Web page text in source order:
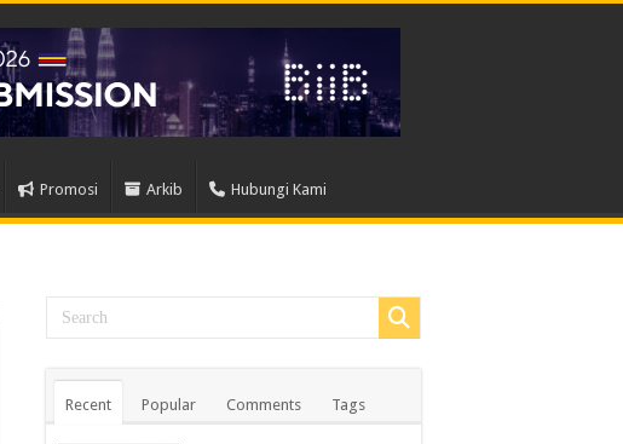
Promosi Arkib Hubungi Kami
Recent Popular Comments Tags